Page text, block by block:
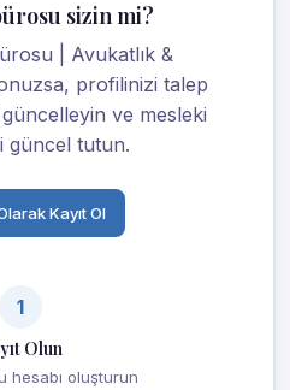
sizin mi?
| Avukatlık &
profilinizi talep
ve mesleki
güncel tutun.
Kayıt Ol
1
Olun
hesabı oluşturun